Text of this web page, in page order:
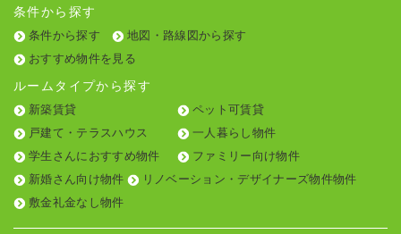
条件から探す
条件から探す
地図・路線図から探す
おすすめ物件を見る
ルームタイプから探す
新築賃貸
ペット可賃貸
戸建て・テラスハウス
一人暮らし物件
学生さんにおすすめ物件
ファミリー向け物件
新婚さん向け物件
リノベーション・デザイナーズ物件物件
敷金礼金なし物件